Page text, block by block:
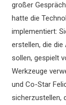
großer
hatte die
implementiert:
erstellen, die
sollen, gespielt
Werkzeuge
und Co-Star
sicherzustellen,